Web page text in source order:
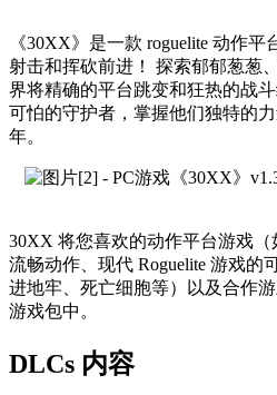
《30XX》是一款 roguelite 动作平
射击和挥砍前进！ 探索郁郁葱葱
界将精确的平台跳变和狂热的战
可怕的守护者，掌握他们独特的
年。
30XX 将您喜欢的动作平台游戏
流畅动作、现代 Roguelite 游戏的
进地牢、死亡细胞等）以及合作
游戏包中。
DLCs 内容